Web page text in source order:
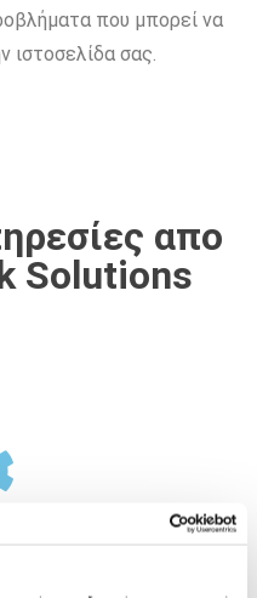
που μπορεί να
ιστοσελίδα σας.
απο
Solutions
Υποδομής
μια ολοκληρωμένη